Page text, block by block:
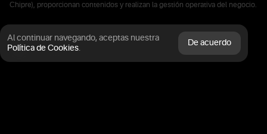
Chipre), proporcionan contenidos y realizan la gestión operativa del negocio.
Regulado y certificado por la Comisión
Al continuar navegando, aceptas nuestra
Política de Cookies
De acuerdo